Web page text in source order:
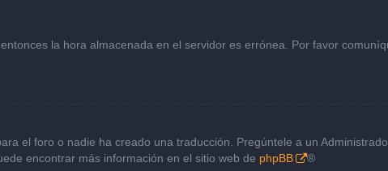
la hora almacenada en el servidor es errónea. Por favor
el foro o nadie ha creado una traducción. Pregúntele a un
encontrar más información en el sitio web de phpBB ®